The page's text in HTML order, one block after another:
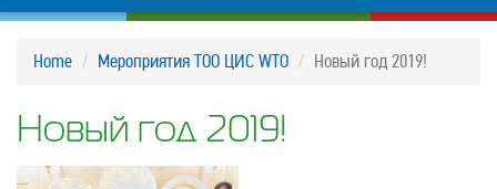
Home Мероприятия ТОО ЦИС WTO Новый год 2019!
Новый год 2019!